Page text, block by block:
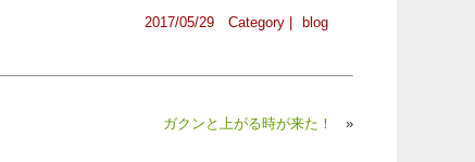
2017/05/29 Category | blog
ガクンと上がる時が来た！ »